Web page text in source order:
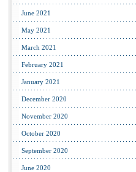
June 2021
May 2021
March 2021
February 2021
January 2021
December 2020
November 2020
October 2020
September 2020
June 2020